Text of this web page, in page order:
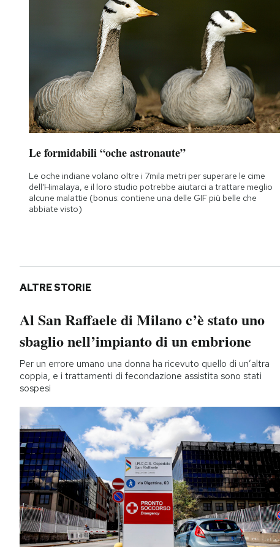
Le formidabili “oche astronaute”
Le oche indiane volano oltre i 7mila metri per superare le cime
dell'Himalaya, e il loro studio potrebbe aiutarci a trattare meglio
alcune malattie (bonus: contiene una delle GIF più belle che
abbiate visto)
ALTRE STORIE
Al San Raffaele di Milano c’è stato uno
sbaglio nell’impianto di un embrione
Per un errore umano una donna ha ricevuto quello di un’altra
coppia, e i trattamenti di fecondazione assistita sono stati
sospesi